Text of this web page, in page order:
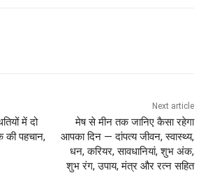
में दो
पहचान,
Next article
मेष से मीन तक जानिए कैसा रहेगा
आपका दिन — दांपत्य जीवन, स्वास्थ्य,
धन, करियर, सावधानियां, शुभ अंक,
शुभ रंग, उपाय, मंत्र और रत्न सहित